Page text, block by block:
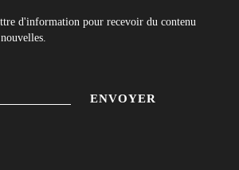
d'information pour recevoir du contenu